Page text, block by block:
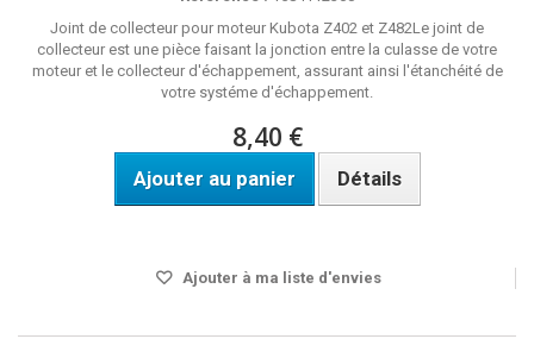
Joint de collecteur pour moteur Kubota Z402 et Z482Le joint de
collecteur est une pièce faisant la jonction entre la culasse de votre
moteur et le collecteur d'échappement, assurant ainsi l'étanchéité de
votre systéme d'échappement.
8,40 €
Ajouter au panier Détails
Ajouter à ma liste d'envies